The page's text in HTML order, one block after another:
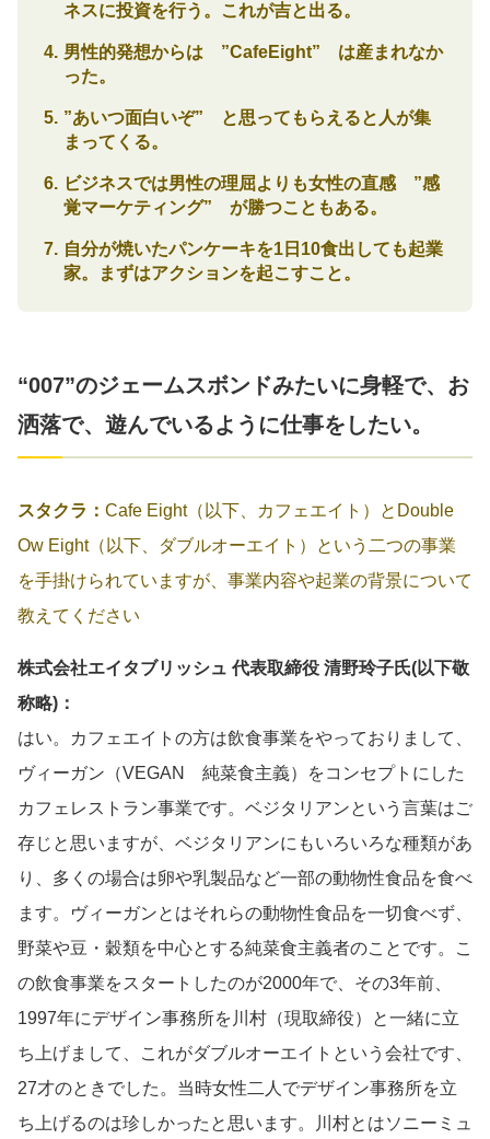
ネスに投資を行う。これが吉と出る。
男性的発想からは ”CafeEight” は産まれなか
った。
”あいつ面白いぞ” と思ってもらえると人が集
まってくる。
ビジネスでは男性の理屈よりも女性の直感 ”感
覚マーケティング” が勝つこともある。
自分が焼いたパンケーキを1日10食出しても起業
家。まずはアクションを起こすこと。
“007”のジェームスボンドみたいに身軽で、お
洒落で、遊んでいるように仕事をしたい。
スタクラ： Cafe Eight（以下、カフェエイト）とDouble
Ow Eight（以下、ダブルオーエイト）という二つの事業
を手掛けられていますが、事業内容や起業の背景について
教えてください
株式会社エイタブリッシュ 代表取締役 清野玲子氏(以下敬
称略)：
はい。カフェエイトの方は飲食事業をやっておりまして、
ヴィーガン（VEGAN 純菜食主義）をコンセプトにした
カフェレストラン事業です。ベジタリアンという言葉はご
存じと思いますが、ベジタリアンにもいろいろな種類があ
り、多くの場合は卵や乳製品など一部の動物性食品を食べ
ます。ヴィーガンとはそれらの動物性食品を一切食べず、
野菜や豆・穀類を中心とする純菜食主義者のことです。こ
の飲食事業をスタートしたのが2000年で、その3年前、
1997年にデザイン事務所を川村（現取締役）と一緒に立
ち上げまして、これがダブルオーエイトという会社です、
27才のときでした。当時女性二人でデザイン事務所を立
ち上げるのは珍しかったと思います。川村とはソニーミュ